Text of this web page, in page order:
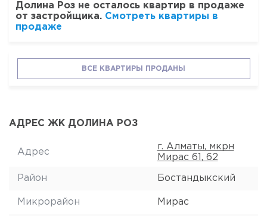
Долина Роз не осталось квартир в продаже
от застройщика. Смотреть квартиры в
продаже
ВСЕ КВАРТИРЫ ПРОДАНЫ
АДРЕС ЖК ДОЛИНА РОЗ
Адрес
г. Алматы, мкрн
Мирас 61, 62
Район Бостандыкский
Микрорайон Мирас